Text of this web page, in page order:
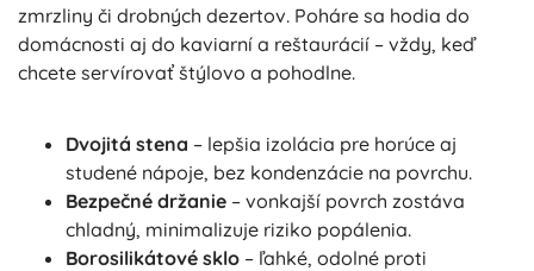
zmrzliny či drobných dezertov. Poháre sa hodia do
domácnosti aj do kaviarní a reštaurácií – vždy, keď
chcete servírovať štýlovo a pohodlne.
Dvojitá stena – lepšia izolácia pre horúce aj
studené nápoje, bez kondenzácie na povrchu.
Bezpečné držanie – vonkajší povrch zostáva
chladný, minimalizuje riziko popálenia.
Borosilikátové sklo – ľahké, odolné proti